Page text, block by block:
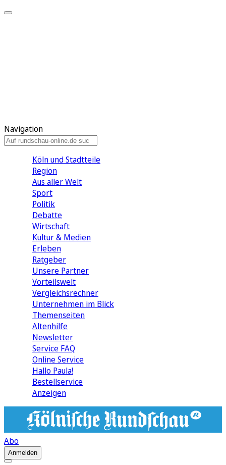
Navigation
Köln und Stadtteile
Region
Aus aller Welt
Sport
Politik
Debatte
Wirtschaft
Kultur & Medien
Erleben
Ratgeber
Unsere Partner
Vorteilswelt
Vergleichsrechner
Unternehmen im Blick
Themenseiten
Altenhilfe
Newsletter
Service FAQ
Online Service
Hallo Paula!
Bestellservice
Anzeigen
Abo
Anmelden